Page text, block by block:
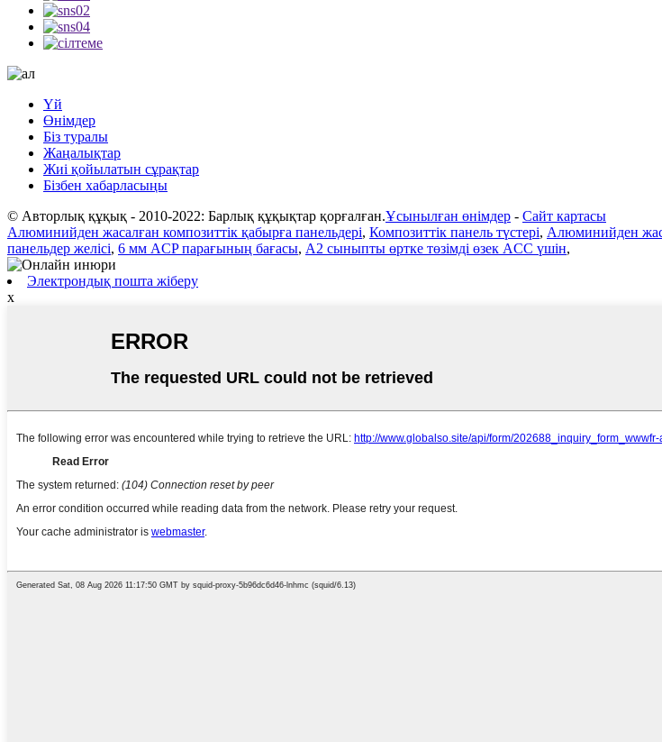
Үй
Өнімдер
Біз туралы
Жаңалықтар
Жиі қойылатын сұрақтар
Бізбен хабарласыңы
© Авторлық құқық - 2010-2022: Барлық құқықтар қорғалған.Ұсынылған өнімдер - Сайт картасы
Алюминийден жасалған композиттік қабырға панельдері, Композиттік панель түстері, Алюминийден
панельдер желісі, 6 мм ACP парағының бағасы, A2 сыныпты өртке төзімді өзек ACC үшін,
Электрондық пошта жіберу
x